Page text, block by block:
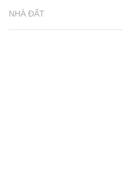
NHÀ ĐẤT